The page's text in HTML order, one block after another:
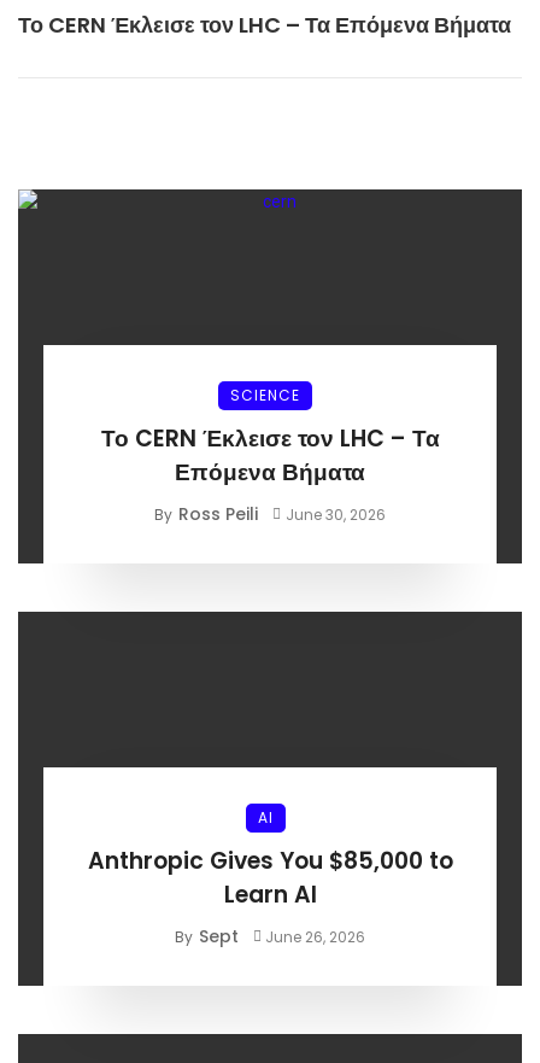
Το CERN Έκλεισε τον LHC – Τα Επόμενα Βήματα
SCIENCE
Το CERN Έκλεισε τον LHC – Τα
Επόμενα Βήματα
By Ross Peili June 30, 2026
AI
Anthropic Gives You $85,000 to
Learn AI
By Sept June 26, 2026